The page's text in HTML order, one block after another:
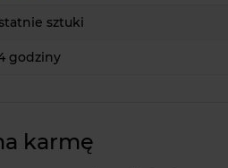
sztuki
godziny
karmę